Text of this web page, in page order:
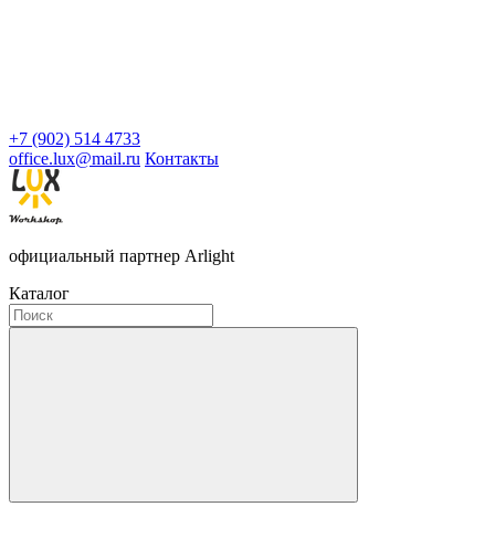
+7 (902) 514 4733
office.lux@mail.ru Контакты
официальный партнер Arlight
Каталог